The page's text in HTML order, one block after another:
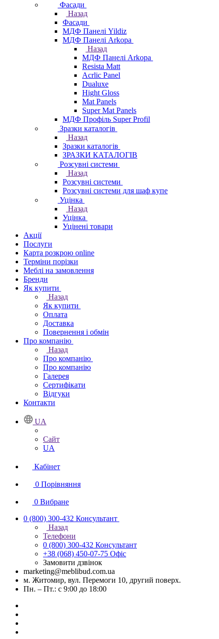
Фасади
Назад
Фасади
МДФ Панелі Yildiz
МДФ Панелі Arkopa
Назад
МДФ Панелі Arkopa
Resista Matt
Acrlic Panel
Dualuxe
Hight Gloss
Mat Panels
Super Mat Panels
МДФ Профіль Super Profil
Зразки каталогів
Назад
Зразки каталогів
ЗРАЗКИ КАТАЛОГІВ
Розсувні системи
Назад
Розсувні системи
Розсувні системи для шаф купе
Уцінка
Назад
Уцінка
Уцінені товари
Акції
Послуги
Карта розкрою online
Терміни порізки
Меблі на замовлення
Бренди
Як купити
Назад
Як купити
Оплата
Доставка
Повернення і обмін
Про компанію
Назад
Про компанію
Про компанію
Галерея
Сертифікати
Відгуки
Контакти
UA
Сайт
UA
Кабінет
0 Порівняння
0 Вибране
0 (800) 300-432 Консультант
Назад
Телефони
0 (800) 300-432 Консультант
+38 (068) 450-07-75 Офіс
Замовити дзвінок
marketing@meblibud.com.ua
м. Житомир, вул. Перемоги 10, другий поверх.
Пн. – Пт.: с 9:00 до 18:00